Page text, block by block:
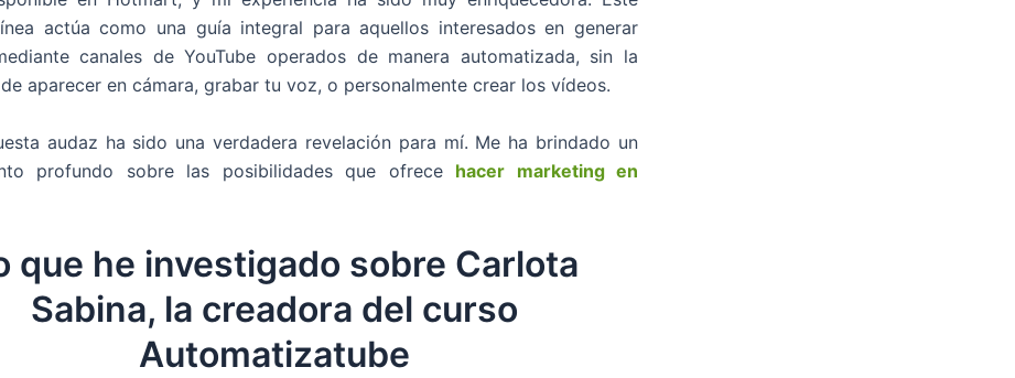
actúa como una guía integral para aquellos interesados en generar
canales de YouTube operados de manera automatizada, sin la
aparecer en cámara, grabar tu voz, o personalmente crear los vídeos.
audaz ha sido una verdadera revelación para mí. Me ha brindado un
profundo sobre las posibilidades que ofrece hacer marketing en
que he investigado sobre Carlota
Sabina, la creadora del curso
Automatizatube